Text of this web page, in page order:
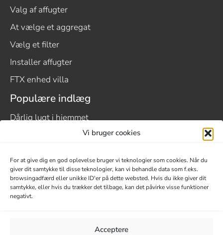
Vi bruger cookies
For at give dig en god oplevelse bruger vi teknologier som cookies. Når du
giver dit samtykke til disse teknologier, kan vi behandle data som f.eks.
browsingadfærd eller unikke ID'er på dette websted. Hvis du ikke giver dit
samtykke, eller hvis du trækker det tilbage, kan det påvirke visse funktioner
negativt.
Acceptere
Valg af affugter
At vælge et aggregat
Vælg et filter
Installer affugter
FTX enhed villa
Populære indlæg
Dårlig lugt i hjemmet
Fugt i krybekælderen
Fugt på loftet
Fugt i campingvogn eller autocamper